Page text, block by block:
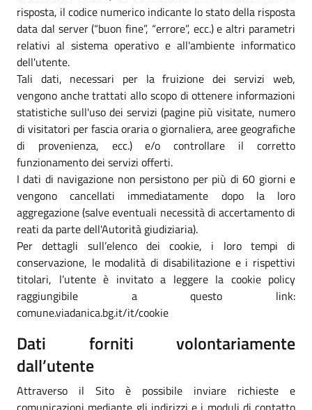
risposta, il codice numerico indicante lo stato della risposta
data dal server (“buon fine”, “errore”, ecc.) e altri parametri
relativi al sistema operativo e all'ambiente informatico
dell'utente.
Tali dati, necessari per la fruizione dei servizi web,
vengono anche trattati allo scopo di ottenere informazioni
statistiche sull'uso dei servizi (pagine più visitate, numero
di visitatori per fascia oraria o giornaliera, aree geografiche
di provenienza, ecc.) e/o controllare il corretto
funzionamento dei servizi offerti.
I dati di navigazione non persistono per più di 60 giorni e
vengono cancellati immediatamente dopo la loro
aggregazione (salve eventuali necessità di accertamento di
reati da parte dell'Autorità giudiziaria).
Per dettagli sull’elenco dei cookie, i loro tempi di
conservazione, le modalità di disabilitazione e i rispettivi
titolari, l’utente è invitato a leggere la cookie policy
raggiungibile a questo link:
comune.viadanica.bg.it/it/cookie
Dati forniti volontariamente
dall’utente
Attraverso il Sito è possibile inviare richieste e